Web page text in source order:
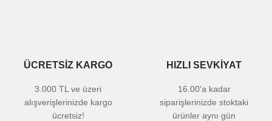
ÜCRETSİZ KARGO
3.000 TL ve üzeri
alışverişlerinizde kargo
ücretsiz!
HIZLI SEVKİYAT
16.00'a kadar
siparişlerinizde stoktaki
ürünler aynı gün